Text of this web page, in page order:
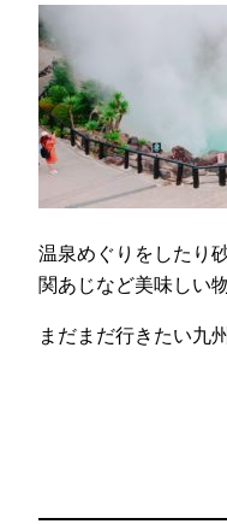
温泉めぐりをしたり
関あじなど美味しい
まだまだ行きたい九